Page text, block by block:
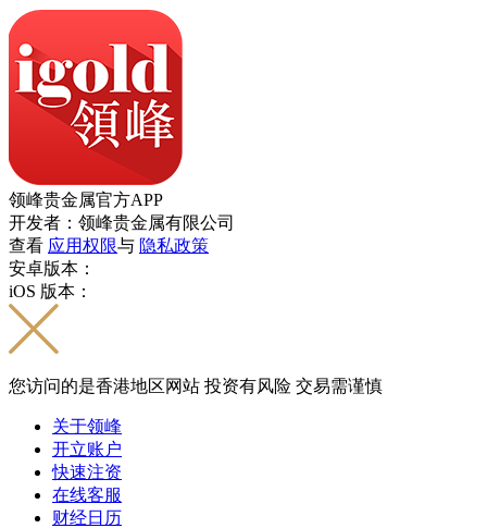
领峰贵金属官方APP
开发者：领峰贵金属有限公司
查看 应用权限与 隐私政策
安卓版本：
iOS 版本：
您访问的是香港地区网站 投资有风险 交易需谨慎
关于领峰
开立账户
快速注资
在线客服
财经日历